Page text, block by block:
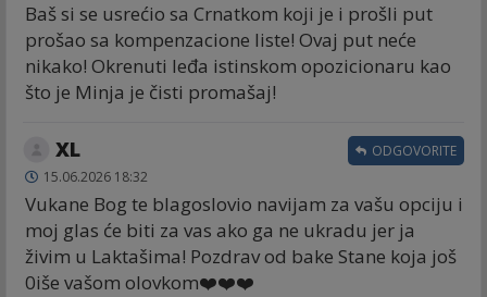
Baš si se usrećio sa Crnatkom koji je i prošli put
prošao sa kompenzacione liste! Ovaj put neće
nikako! Okrenuti leđa istinskom opozicionaru kao
što je Minja je čisti promašaj!
XL
15.06.2026 18:32
Vukane Bog te blagoslovio navijam za vašu opciju i
moj glas će biti za vas ako ga ne ukradu jer ja
živim u Laktašima! Pozdrav od bake Stane koja još
0iše vašom olovkom❤️❤️❤️
ODGOVORITE